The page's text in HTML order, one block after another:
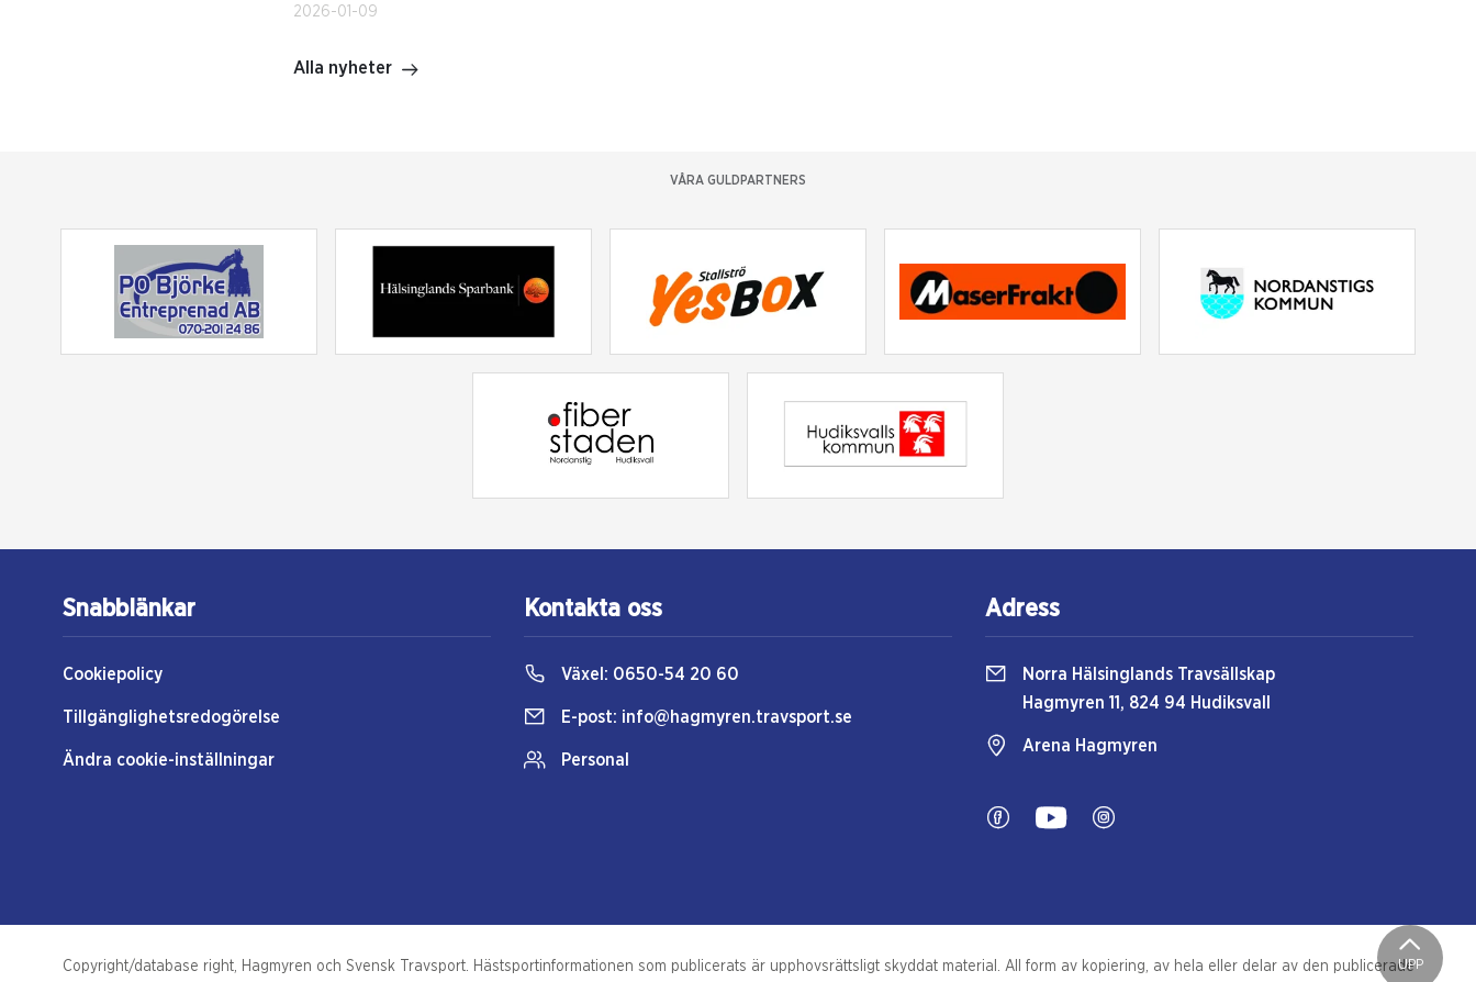
2026-01-09
Alla nyheter
VÅRA GULDPARTNERS
Snabblänkar
Cookiepolicy
Tillgänglighetsredogörelse
Ändra cookie-inställningar
Kontakta oss
Växel: 0650-54 20 60
E-post: info@hagmyren.travsport.se
Personal
Adress
Norra Hälsinglands Travsällskap
Hagmyren 11, 824 94 Hudiksvall
Arena Hagmyren
UPP
Copyright/database right, Hagmyren och Svensk Travsport. Hästsportinformationen som publicerats är upphovsrättsligt skyddat material. All form av kopiering, av hela eller delar av den publicerade